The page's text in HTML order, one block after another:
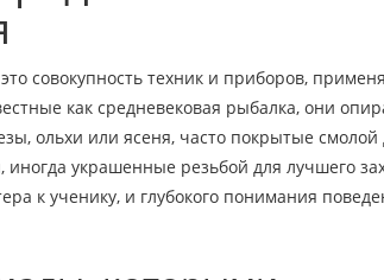
это совокупность техник и приборов,
как средневековая рыбалка, они
ольхи или ясеня, часто покрытые
украшенные резьбой для лучшего
к ученику, и глубокого понимания